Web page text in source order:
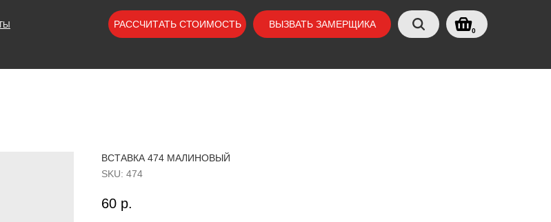
ВЫЗВАТЬ ЗАМЕРЩИКА
РАССЧИТАТЬ СТОИМОСТЬ
0
ВСТАВКА 474 МАЛИНОВЫЙ
SKU: 474
60 р.